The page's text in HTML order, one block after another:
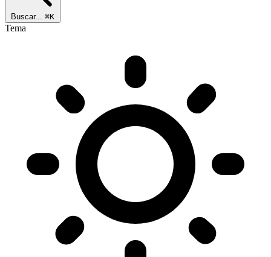
Buscar... ⌘K
Tema